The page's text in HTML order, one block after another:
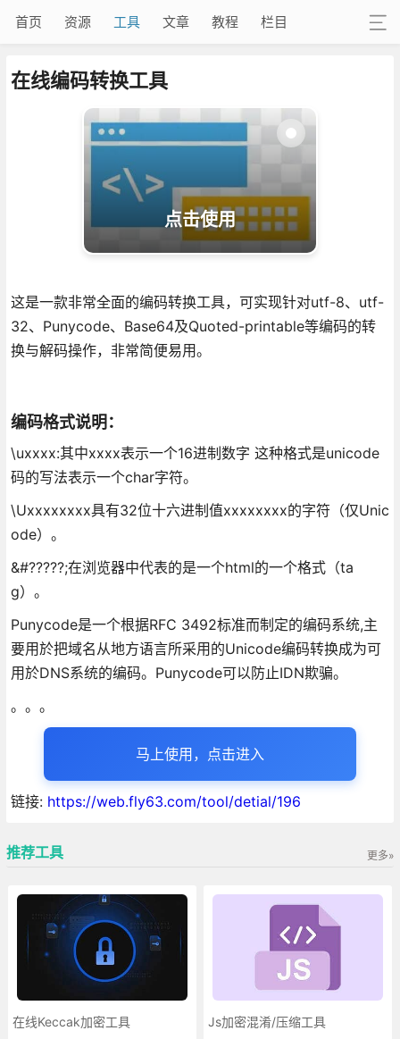
首页 资源 工具 文章 教程 栏目
在线编码转换工具
点击使用
这是一款非常全面的编码转换工具，可实现针对utf-8、utf-
32、Punycode、Base64及Quoted-printable等编码的转
换与解码操作，非常简便易用。
编码格式说明：
\uxxxx:其中xxxx表示一个16进制数字 这种格式是unicode
码的写法表示一个char字符。
\Uxxxxxxxx具有32位十六进制值xxxxxxxx的字符（仅Unic
ode）。
&#?????;在浏览器中代表的是一个html的一个格式（ta
g）。
Punycode是一个根据RFC 3492标准而制定的编码系统,主
要用於把域名从地方语言所采用的Unicode编码转换成为可
用於DNS系统的编码。Punycode可以防止IDN欺骗。
。。。
马上使用，点击进入
链接: https://web.fly63.com/tool/detial/196
推荐工具 更多»
在线Keccak加密工具 Js加密混淆/压缩工具